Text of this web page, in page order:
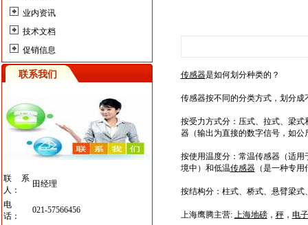
业内资讯
技术文档
促销信息
联系我们
联系
人：
田经理
电
话：
021-57566456
传感器是如何划分种类的？
传感器按不同的分类方式，划分成
按受力方式分：压式、拉式、梁
器（输出为直接的数字信号，如公
按使用温度分：常温传感器（适
境中）和低温传感器（是一种专用
按结构分：柱式、桥式、悬臂梁式
上海鹰腾主营: 上海地磅， 秤， 电